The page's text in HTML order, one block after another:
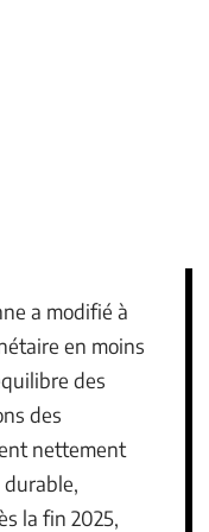
a modifié à
en moins
des
des
nettement
durable,
la fin 2025,